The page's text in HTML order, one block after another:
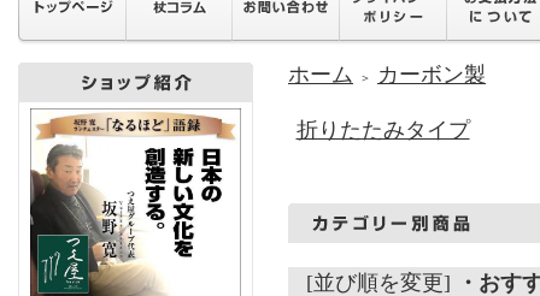
ホーム ＞ カーボン製
折りたたみタイプ
[並び順を変更]
・おす